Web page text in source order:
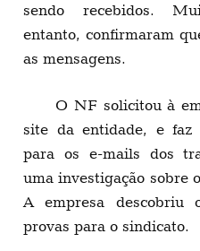
sendo recebidos.
entanto, confirmaram
as mensagens.
O NF solicitou à
site da entidade, e faz
para os e-mails dos
uma investigação sobre
A empresa descobriu
provas para o sindicato.